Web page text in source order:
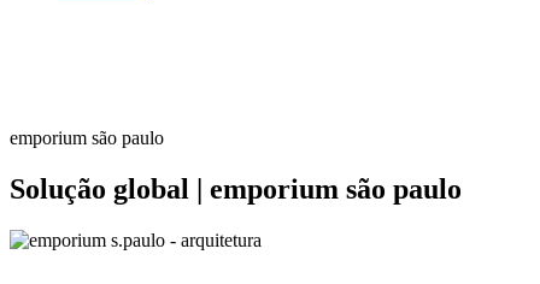
emporium são paulo
Solução global | emporium são paulo